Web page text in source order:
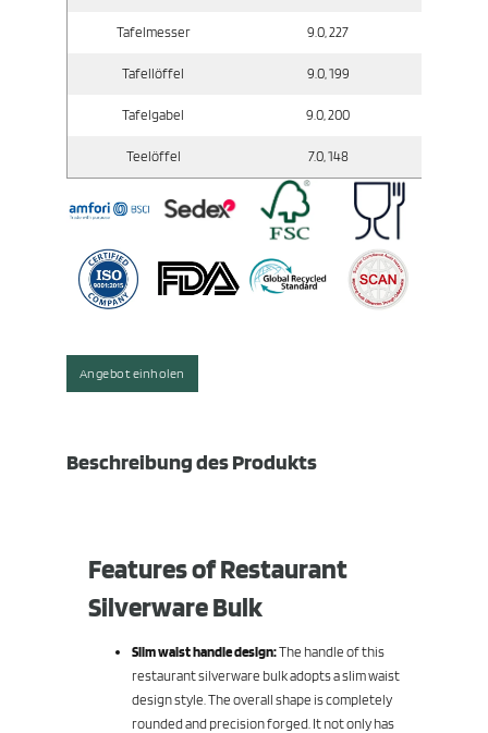
Tafelmesser 9.0, 227
Tafellöffel 9.0, 199
Tafelgabel 9.0, 200
Teelöffel 7.0, 148
Angebot einholen
Beschreibung des Produkts
Features of Restaurant
Silverware Bulk
Slim waist handle design:The handle of this
restaurant silverware bulk adopts a slim waist
design style. The overall shape is completely
rounded and precision forged. It not only has